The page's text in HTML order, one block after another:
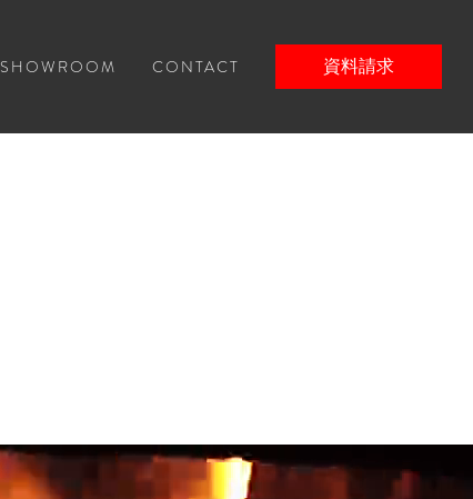
SHOWROOM CONTACT 資料請求